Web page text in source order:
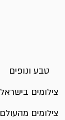
טבע ונופים
צילומים בישראל
צילומים מהעולם